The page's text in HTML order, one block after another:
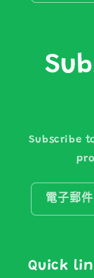
Subscribe
電子郵件
Quick